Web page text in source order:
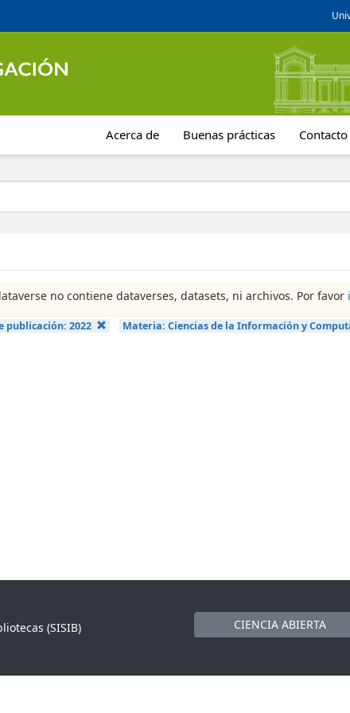
Acerca de Buenas prácticas Contacto
no contiene dataverses, datasets, ni archivos. Por favor
publicación: 2022 Materia:Ciencias de la Información y
(SISIB)
CIENCIA ABIERTA